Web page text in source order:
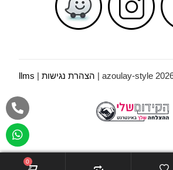
הצהרת נגישות |
llms
0